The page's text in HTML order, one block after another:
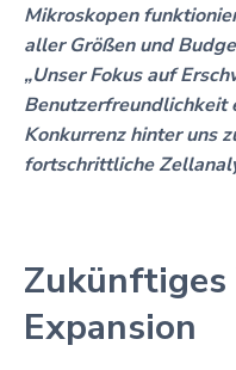
Mikroskopen
aller Größen und
„Unser Fokus auf
Benutzerfreundlichkeit
Konkurrenz hinter uns
fortschrittliche
Zukünftiges
Expansion